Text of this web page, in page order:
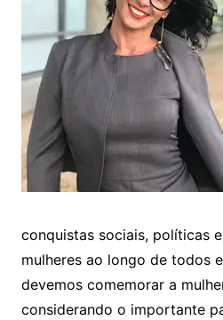
conquistas sociais, políticas
mulheres ao longo de todos
devemos comemorar a
considerando o importante